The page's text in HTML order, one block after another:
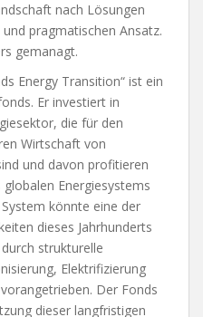
nach Lösungen
pragmatischen Ansatz.
gemanagt.
Energy Transition“ ist ein
Er investiert in
die für den
Wirtschaft von
und davon profitieren
Energiesystems
könnte eine der
dieses Jahrhunderts
strukturelle
Elektrifizierung
Der Fonds
dieser langfristigen